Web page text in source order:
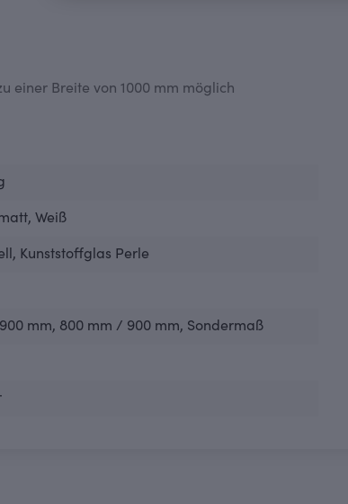
einer Breite von 1000 mm möglich
, Weiß
, Kunststoffglas Perle
mm, 800 mm / 900 mm, Sondermaß